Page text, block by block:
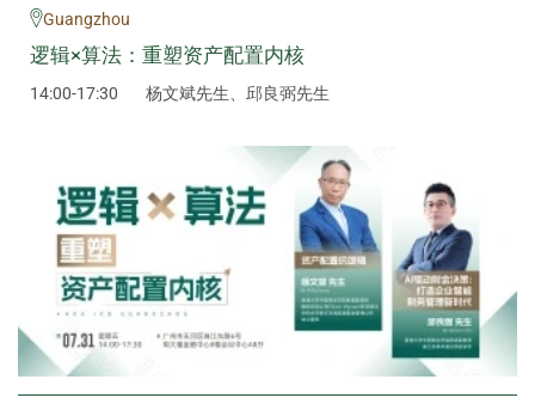
Guangzhou
逻辑×算法：重塑资产配置内核
14:00-17:30 杨文斌先生、邱良弼先生